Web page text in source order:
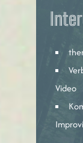
Video